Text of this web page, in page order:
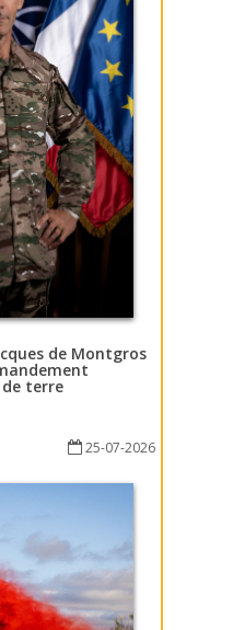
de Montgros
de terre
25-07-2026